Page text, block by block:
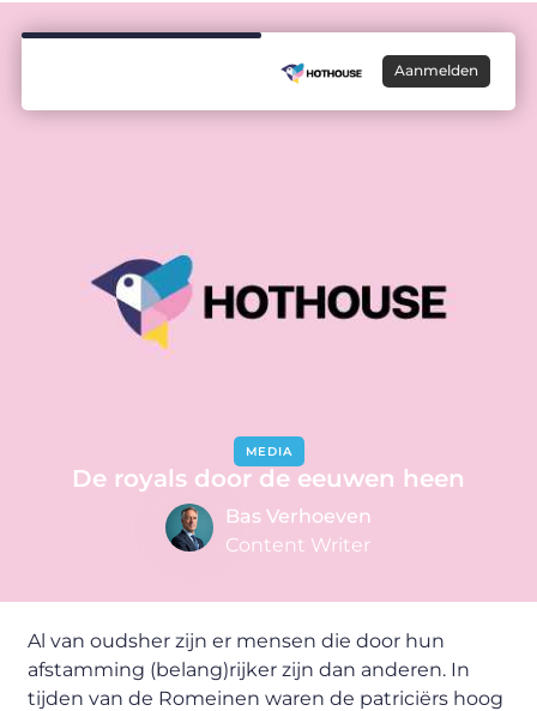
Aanmelden
MEDIA
De royals door de eeuwen heen
Bas Verhoeven
Content Writer
Al van oudsher zijn er mensen die door hun
afstamming (belang)rijker zijn dan anderen. In
tijden van de Romeinen waren de patriciërs hoog